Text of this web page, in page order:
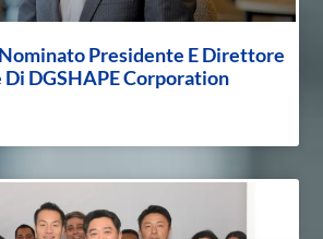
Presidente E Direttore
DGSHAPE Corporation